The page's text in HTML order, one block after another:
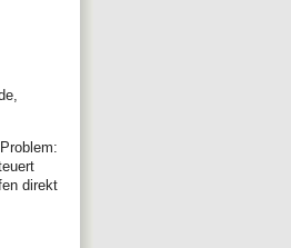
direkt